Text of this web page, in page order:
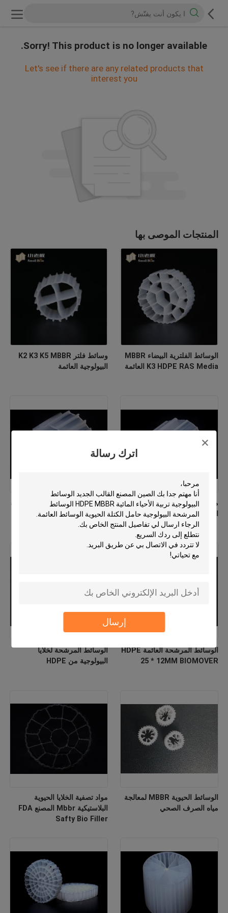
اترك رسالة
إرسال
Sorry! This product is no longer available.
Let's see if there are any related products that
interest you
المنتجات الموصى بها
وسائط فلتر K2 K3 K5 MBBR
البيولوجية العائمة
الوسائط الفلترية البيضاء MBBR
K3 HDPE RAS Media العائمة
PE03 MBBR الوسائط البيولوجية
الصين المصنع المواد البيولوجية
الجديدة Hdpe
مصنع الوسائط المرشحة من
الوسائط المرشحة لخلايا
البيولوجية من HDPE
الوسائط المرشحة العائمة HDPE
25 * 12MM BIOMOVER
مواد تصفية الخلايا الحيوية
البلاستيكية Mbbr المصنع FDA
Safty Bio Filler
الوسائط الحيوية MBBR لمعالجة
مياه الصرف الصحي